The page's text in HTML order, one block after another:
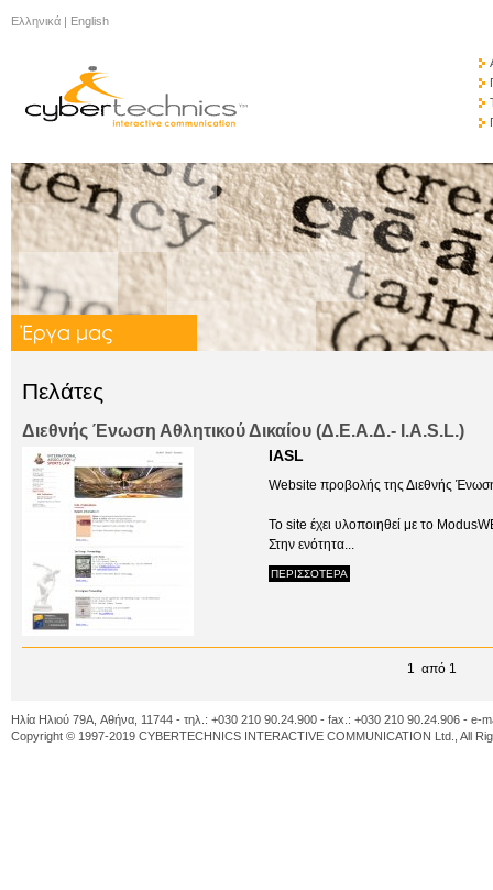
Ελληνικά | English
Πελάτες
Διεθνής Ένωση Αθλητικού Δικαίου (Δ.Ε.Α.Δ.- I.A.S.L.)
IASL
Website προβολής της Διεθνής
To site έχει υλοποιηθεί με το
Στην ενότητα...
ΠΕΡΙΣΣΟΤΕΡΑ
1 από 1
Ηλία Ηλιού 79A, Αθήνα, 11744 - τηλ.: +030 210 90.24.900 - fax.: +030 210 90.24.906 - e-
Copyright © 1997-2019 CYBERTECHNICS INTERACTIVE COMMUNICATION Ltd., All